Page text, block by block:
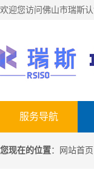
欢迎您访问佛山市瑞斯
服务导航
您现在的位置： 网站首页